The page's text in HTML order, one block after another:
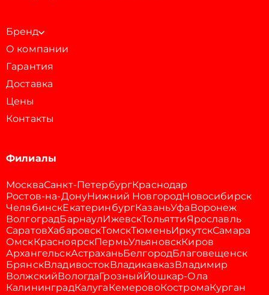
Бренд
О компании
Гарантия
Доставка
Цены
Контакты
Филиалы
МоскваСанкт-ПетербургКраснодар
Ростов-на-ДонуНижний НовгородНовосибирск
ЧелябинскЕкатеринбургКазаньУфаВоронеж
ВолгоградБарнаулИжевскТольяттиЯрославль
СаратовХабаровскТомскТюменьИркутскСамара
ОмскКрасноярскПермьУльяновскКиров
АрхангельскАстраханьБелгородБлаговещенск
БрянскВладивостокВладикавказВладимир
ВолжскийВологдаГрозныйЙошкар-Ола
КалининградКалугаКемеровоКостромаКурган